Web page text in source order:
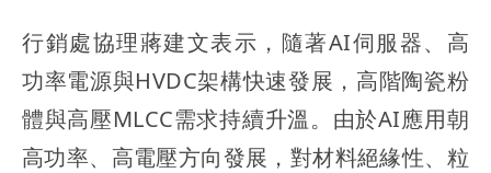
行銷處協理蔣建文表示，隨著AI伺服器、高
功率電源與HVDC架構快速發展，高階陶瓷粉
體與高壓MLCC需求持續升溫。由於AI應用朝
高功率、高電壓方向發展，對材料絕緣性、粒